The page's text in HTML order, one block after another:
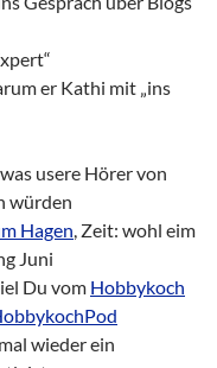
er Kathi mit „ins
usere Hörer von
würden
Hagen, Zeit: wohl eim
Juni
Du vom Hobbykoch
wieder ein